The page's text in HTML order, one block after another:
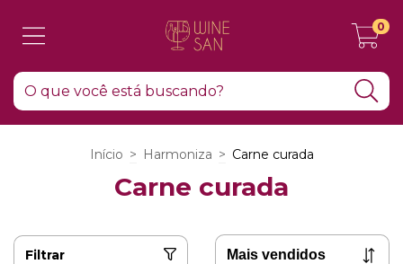
0
Início > Harmoniza > Carne curada
Carne curada
Filtrar